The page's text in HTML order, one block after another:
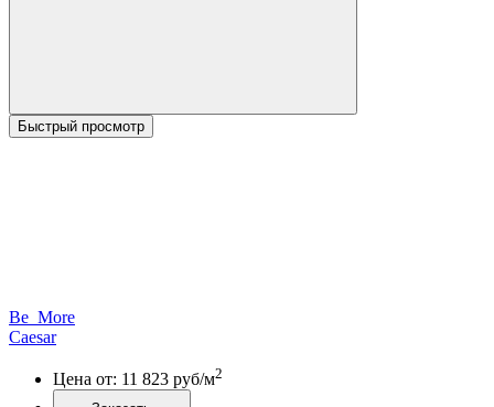
Быстрый просмотр
Be_More
Caesar
Цена от: 11 823 руб/м2